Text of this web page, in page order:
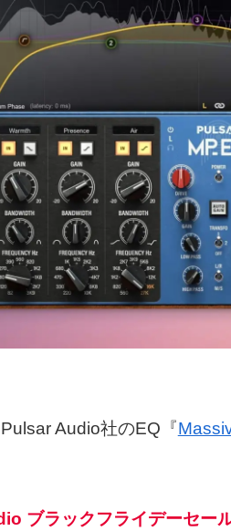
Audio社のEQ『
ブラックフライデーセー